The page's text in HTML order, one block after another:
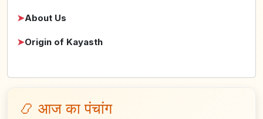
➤About Us
➤Origin of Kayasth
📿 आज का पंचांग